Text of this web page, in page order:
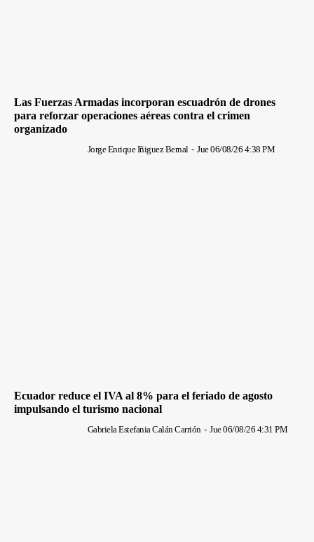
Las Fuerzas Armadas incorporan escuadrón de drones
para reforzar operaciones aéreas contra el crimen
organizado
Jorge Enrique Iñiguez Bernal - Jue 06/08/26 4:38 PM
Ecuador reduce el IVA al 8% para el feriado de agosto
impulsando el turismo nacional
Gabriela Estefania Calán Carrión - Jue 06/08/26 4:31 PM